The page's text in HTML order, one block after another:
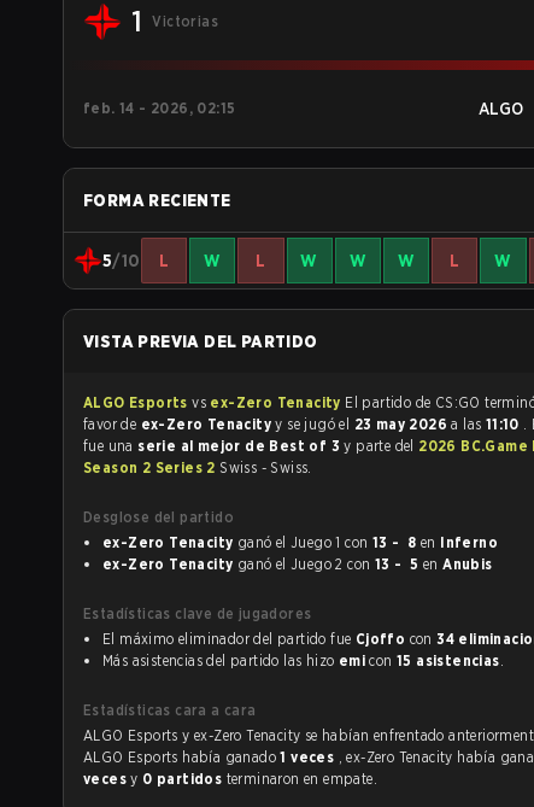
1 Victorias
feb. 14 - 2026, 02:15 ALGO
FORMA RECIENTE
5/10 L W L W W W L W
VISTA PREVIA DEL PARTIDO
ALGO Esportsvs ex-Zero Tenacity El partido de CS:GO
favor de ex-Zero Tenacityy se jugó el 23 may 2026a las 11:10 .
fue una serie al mejor de Best of 3y parte del 2026 BC.Game
Season 2 Series 2 Swiss - Swiss.
Desglose del partido
ex-Zero Tenacity
ganó el Juego 1 con 13 - 8 en Inferno
ex-Zero Tenacity
ganó el Juego 2 con 13 - 5 enAnubis
Estadísticas clave de jugadores
El máximo eliminador del partido fue Cjoffo con34
Más asistencias del partido las hizo emicon 15 asistencias.
Estadísticas cara a cara
ALGO Esports y ex-Zero Tenacity se habían enfrentado
ALGO Esports había ganado1 veces , ex-Zero Tenacity había
vecesy 0 partidos terminaron en empate.